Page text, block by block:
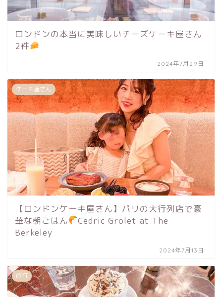
ロンドンの本当に美味しいチーズケーキ屋さん
2件
2024年7月29日
ケーキ屋さん
【ロンドンケーキ屋さん】パリの大行列店で豪
華な朝ごはん
Cedric Grolet at The
Berkeley
2024年7月13日
旅行